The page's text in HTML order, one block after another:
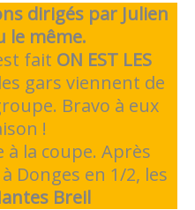
dirigés par Julien
le même.
fait ON EST LES
gars viennent de
Bravo à eux
!
la coupe. Après
Donges en 1/2, les
Breil